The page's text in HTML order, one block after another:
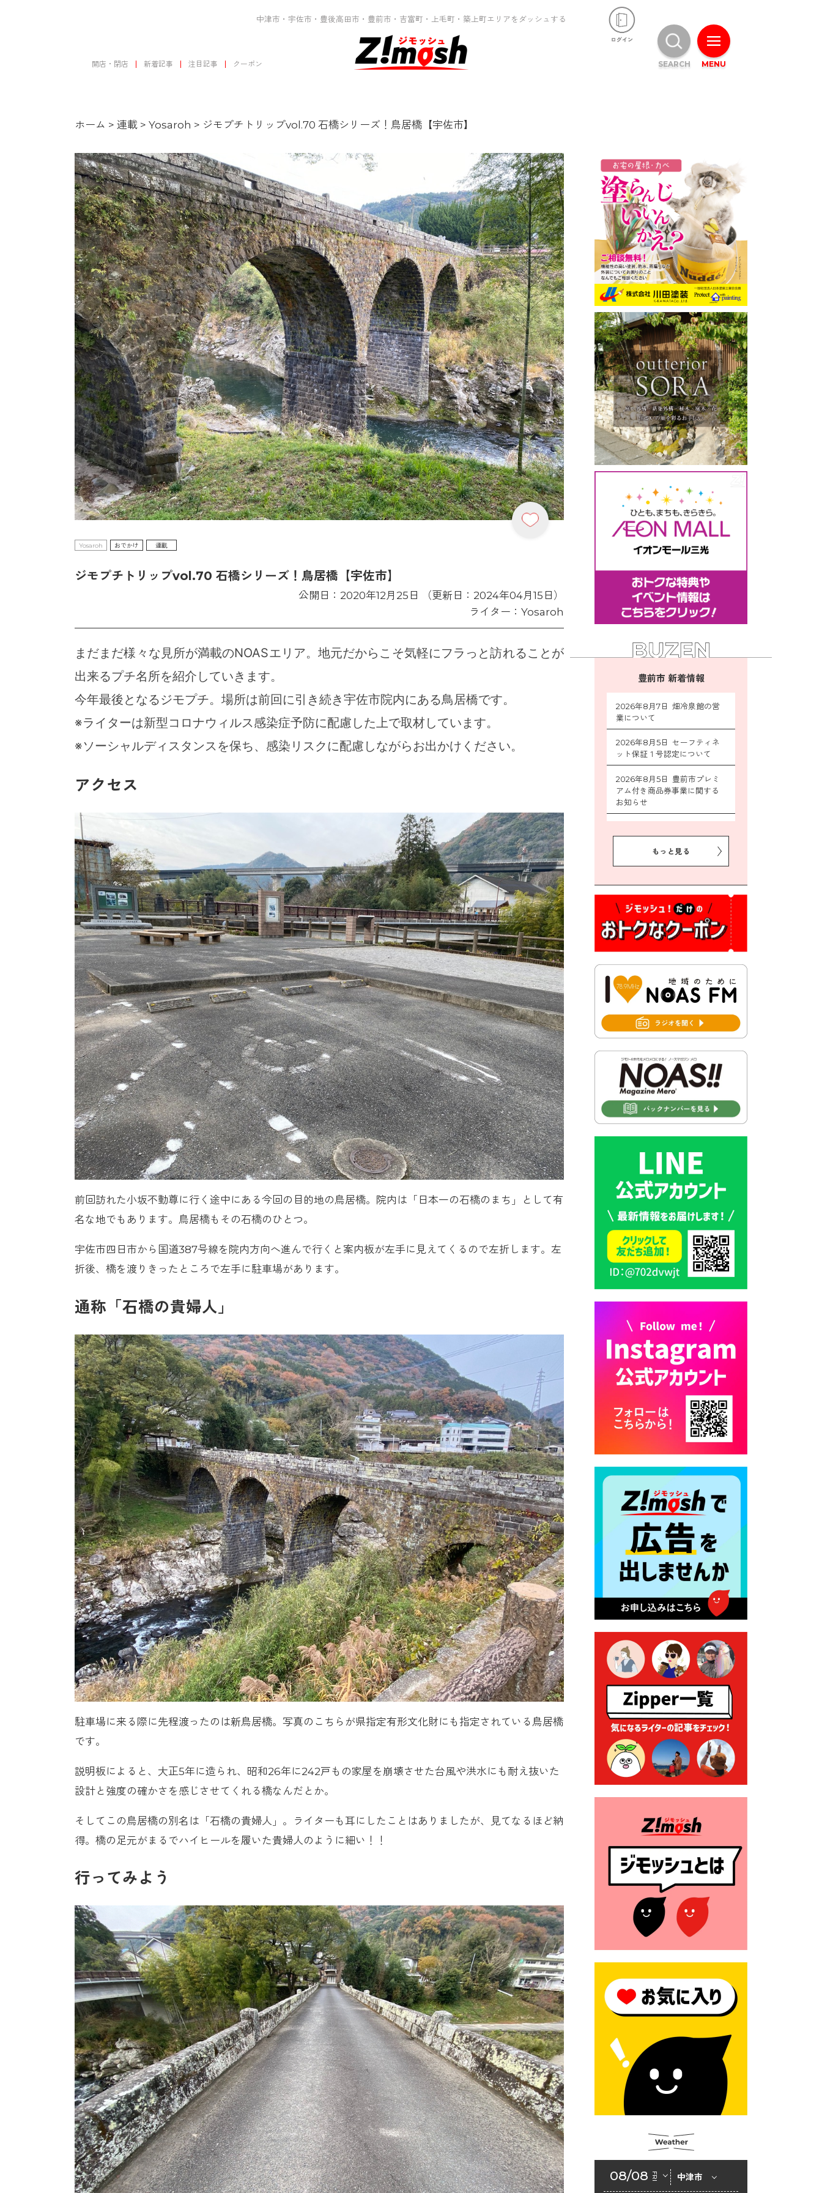
中津市・宇佐市・豊後高田市・豊前市・吉富町・上毛町・築上町エリアをダッシュする
開店・閉店 新着記事 注目記事 クーポン
ホーム > 連載 > Yosaroh > ジモプチトリップvol.70 石橋シリーズ！鳥居橋【宇佐市】
Yosaroh おでかけ 連載
ジモプチトリップvol.70 石橋シリーズ！鳥居橋【宇佐市】
公開日：2020年12月25日 （更新日：2024年04月15日）
ライター：Yosaroh
まだまだ様々な見所が満載のNOASエリア。地元だからこそ気軽にフラっと訪れることが
出来るプチ名所を紹介していきます。
今年最後となるジモプチ。場所は前回に引き続き宇佐市院内にある鳥居橋です。
※ライターは新型コロナウィルス感染症予防に配慮した上で取材しています。
※ソーシャルディスタンスを保ち、感染リスクに配慮しながらお出かけください。
アクセス
前回訪れた小坂不動尊に行く途中にある今回の目的地の鳥居橋。院内は「日本一の石橋のまち」として有
名な地でもあります。鳥居橋もその石橋のひとつ。
宇佐市四日市から国道387号線を院内方向へ進んで行くと案内板が左手に見えてくるので左折します。左
折後、橋を渡りきったところで左手に駐車場があります。
通称「石橋の貴婦人」
駐車場に来る際に先程渡ったのは新鳥居橋。写真のこちらが県指定有形文化財にも指定されている鳥居橋
です。
説明板によると、大正5年に造られ、昭和26年に242戸もの家屋を崩壊させた台風や洪水にも耐え抜いた
設計と強度の確かさを感じさせてくれる橋なんだとか。
そしてこの鳥居橋の別名は「石橋の貴婦人」。ライターも耳にしたことはありましたが、見てなるほど納
得。橋の足元がまるでハイヒールを履いた貴婦人のように細い！！
行ってみよう
豊前市 新着情報
2026年8月7日 畑冷泉館の営
業について
2026年8月5日 セーフティネ
ット保証１号認定について
2026年8月5日 豊前市プレミ
アム付き商品券事業に関する
お知らせ
ン作戦参加者募集
対抗「福岡駅伝」出場選手募
集！
2026年7月31日 第６次豊前市
総合計画後期基本計画策定業
書が変わります！
2026年7月30日 豊前市立豊前
中学校の進捗状況について
2026年7月30日 豊前市立学校
2026年7月30日 豊前市立学校
紹介≪再編計画の見直しにつ
いて≫
2026年7月29日 豊前市指定ご
み袋販売のお知らせ
2026年7月28日 豊前カラス天
狗みなと祭り（花火大会）開
催決定！
2026年7月28日 令和8年度
京築地区水道企業団職員採用
試験（募集）
2026年7月27日 マイナンバー
カード交付に伴う休日および
平日夜間開庁の案内
2026年7月22日 令和８年度
「こども文化パスポート事
2026年7月21日 卜仙の郷 お
盆期間の営業時間のお知らせ
2026年7月17日 バス経路検索
のご利用案内
2026年7月10日 台湾伝統音楽
団体 「北埔八音団・楽善軒」
公演開催のお知らせ
ンディング型ふるさと納税の
実施について
2026年7月9日 農地法等に係
る各種申請に係る登記事項証
明書の添付省略について
2026年7月9日 廃食用油の回
収
2026年7月7日 「おゆずりコ
ーナー」について
2026年7月1日 豊前市民プール
一般開放
（令和８年４月１日施行）
格改定
2026年6月23日 公告一覧（市
内業者対象）を更新しまし
2026年6月23日 （一財）豊前
市佐野・則尾育英会奨学生募
2026年6月18日 セアカゴケグ
モにご注意ください！
ェルターの指定
2026年6月10日 令和８年経済
センサス-活動調査
2026年6月9日 令和８年第３
回定例会「一般質問一覧表」
2026年6月5日 新婚世帯の家
2026年6月2日 戸籍に氏名の
振り仮名が記載されます
もっと見る
08/08 FRI 中津市
MENU
SEARCH